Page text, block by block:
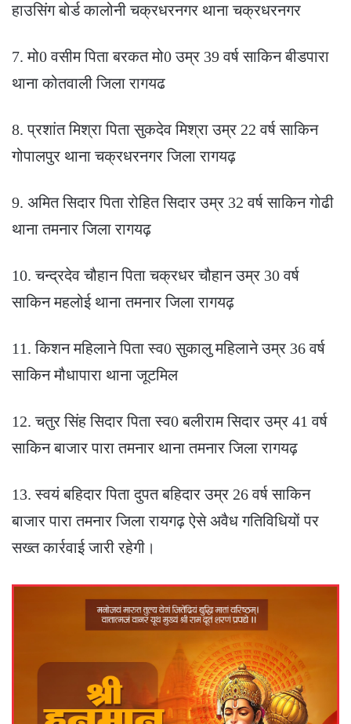
हाउसिंग बोर्ड कालोनी चक्रधरनगर थाना चक्रधरनगर
7. मो0 वसीम पिता बरकत मो0 उम्र 39 वर्ष साकिन बीडपारा
थाना कोतवाली जिला रागयढ
8. प्रशांत मिश्रा पिता सुकदेव मिश्रा उम्र 22 वर्ष साकिन
गोपालपुर थाना चक्रधरनगर जिला रागयढ़
9. अमित सिदार पिता रोहित सिदार उम्र 32 वर्ष साकिन गोढी
थाना तमनार जिला रागयढ़
10. चन्द्रदेव चौहान पिता चक्रधर चौहान उम्र 30 वर्ष
साकिन महलोई थाना तमनार जिला रागयढ़
11. किशन महिलाने पिता स्व0 सुकालु महिलाने उम्र 36 वर्ष
साकिन मौधापारा थाना जूटमिल
12. चतुर सिंह सिदार पिता स्व0 बलीराम सिदार उम्र 41 वर्ष
साकिन बाजार पारा तमनार थाना तमनार जिला रागयढ़
13. स्वयं बहिदार पिता दुपत बहिदार उम्र 26 वर्ष साकिन
बाजार पारा तमनार जिला रायगढ़ ऐसे अवैध गतिविधियों पर
सख्त कार्रवाई जारी रहेगी।